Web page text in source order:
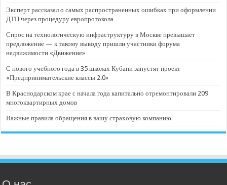
Эксперт рассказал о самых распространенных ошибках при оформлении
ДТП через процедуру европротокола
Спрос на технологическую инфраструктуру в Москве превышает
предложение — к такому выводу пришли участники форума
недвижимости «Движение»
С нового учебного года в 35 школах Кубани запустят проект
«Предпринимательские классы 2.0»
В Краснодарском крае с начала года капитально отремонтировали 209
многоквартирных домов
Важные правила обращения в вашу страховую компанию